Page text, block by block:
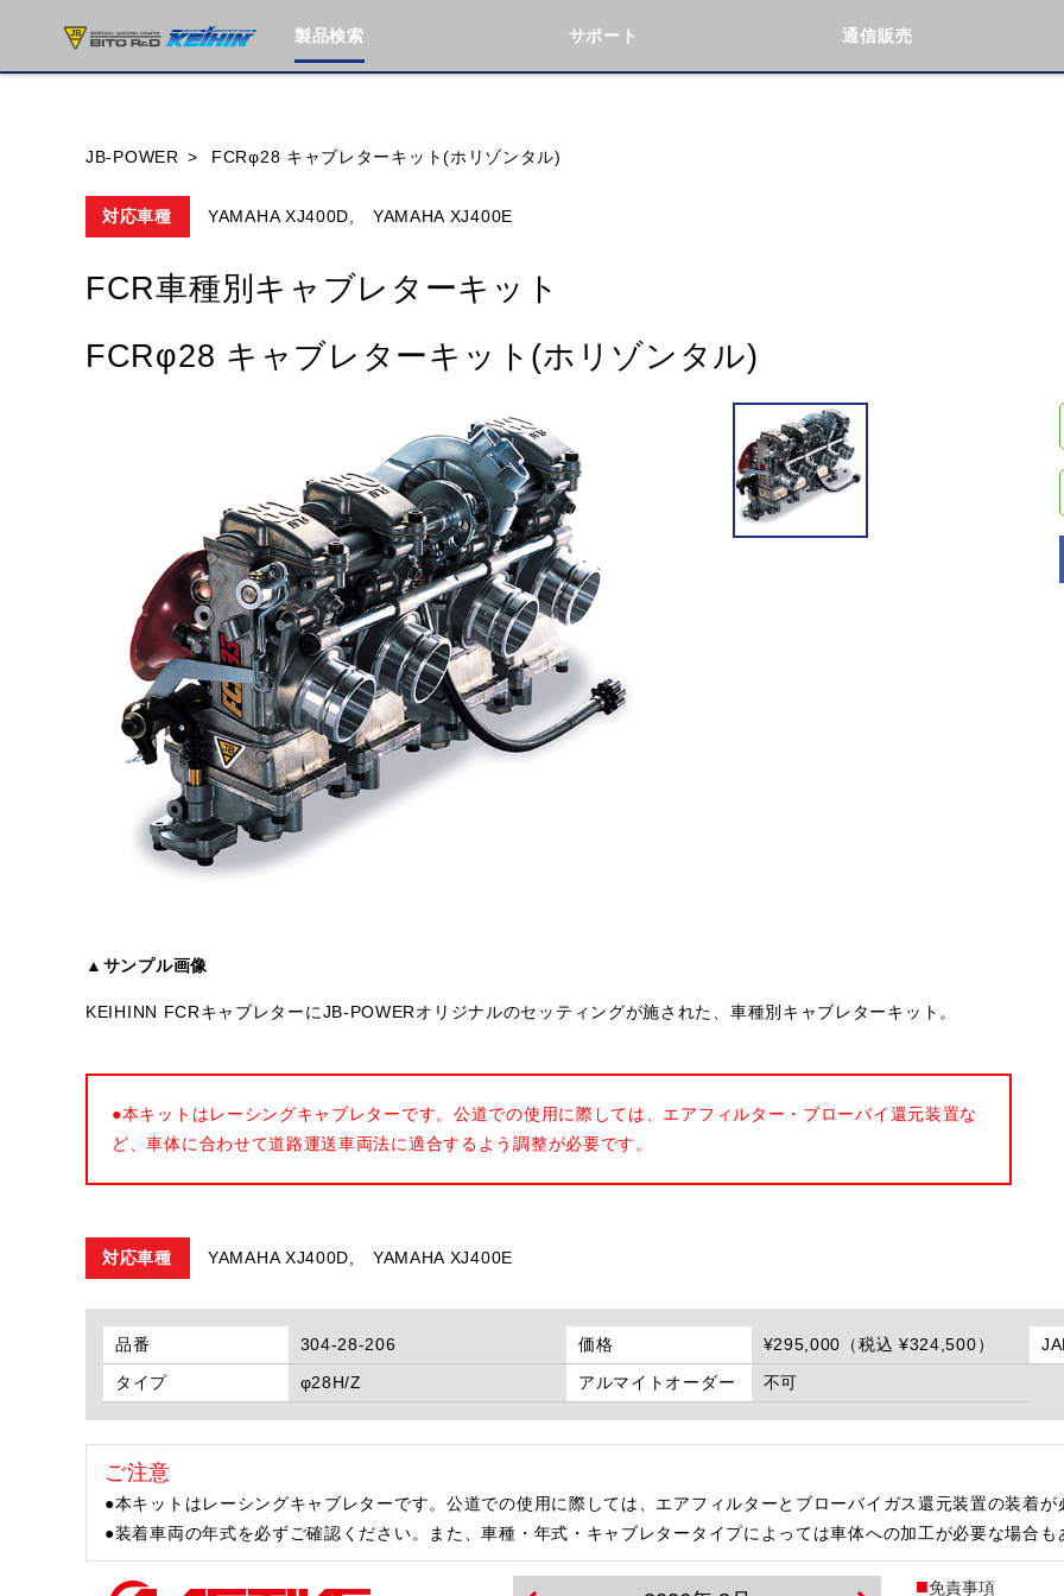
製品検索 サポート 通信販売
閉じる
JB-POWER FCRφ28 キャブレターキット(ホリゾンタル)
対応車種 YAMAHA XJ400D, YAMAHA XJ400E
FCR車種別キャブレターキット
FCRφ28 キャブレターキット(ホリゾンタル)
▲サンプル画像
KEIHINN FCRキャブレターにJB-POWERオリジナルのセッティングが施された、車種別キャブレターキット。
●本キットはレーシングキャブレターです。公道での使用に際しては、エアフィルター・ブローバイ還元装置な
ど、車体に合わせて道路運送車両法に適合するよう調整が必要です。
対応車種 YAMAHA XJ400D, YAMAHA XJ400E
品番 304-28-206 価格 ¥295,000（税込 ¥324,500）
タイプ
φ28H/Z アルマイトオーダー 不可
ご注意
●本キットはレーシングキャブレターです。公道での使用に際しては、エアフィルターとブローバイガス還元装置の装着が
●装着車両の年式を必ずご確認ください。また、車種・年式・キャブレタータイプによっては車体への加工が必要な場合
免責事項